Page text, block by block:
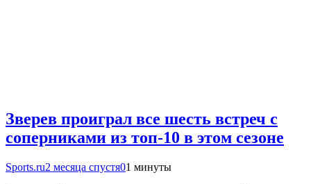
Зверев проиграл все шесть встреч с
соперниками из топ-10 в этом сезоне
Sports.ru2 месяца спустя01 минуты